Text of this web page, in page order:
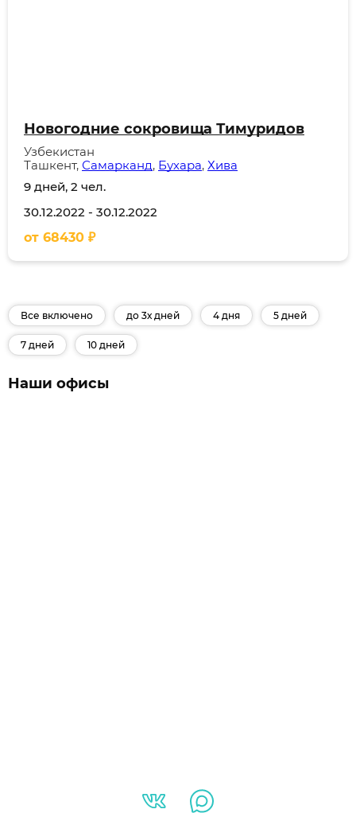
Новогодние сокровища Тимуридов
Узбекистан
Ташкент, Самарканд, Бухара, Хива
9 дней, 2 чел.
30.12.2022 - 30.12.2022
от 68430 ₽
Все включено до 3х дней 4 дня 5 дней
7 дней 10 дней
Наши офисы